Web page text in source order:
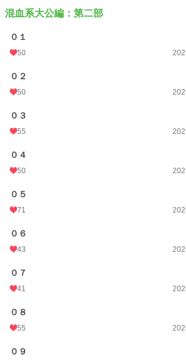
混血系大公編：第二部
０１
50
０２
50
０３
55
０４
50
０５
71
０６
43
０７
41
０８
55
０９